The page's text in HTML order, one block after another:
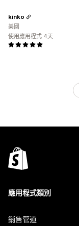
kinko
美國
使用應用程式 4天
應用程式類別
銷售管道